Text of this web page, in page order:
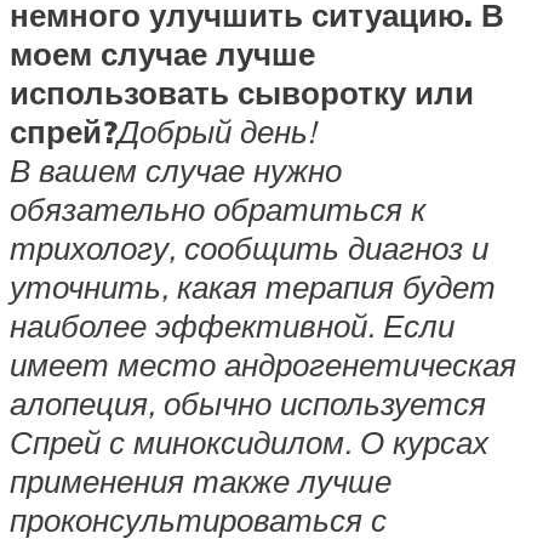
немного улучшить ситуацию. В
моем случае лучше
использовать сыворотку или
спрей?Добрый день!
В вашем случае нужно
обязательно обратиться к
трихологу, сообщить диагноз и
уточнить, какая терапия будет
наиболее эффективной. Если
имеет место андрогенетическая
алопеция, обычно используется
Спрей с миноксидилом. О курсах
применения также лучше
проконсультироваться с